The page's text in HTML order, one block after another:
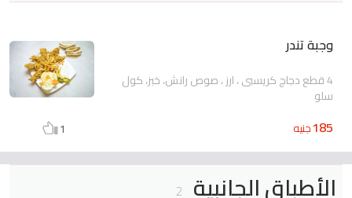
وجبة تندر
4 قطع دجاج كريسبى ، ارز ، صوص رانش، خبز، كول
سلو
185جنيه 1
الأطباق الجانبية 2